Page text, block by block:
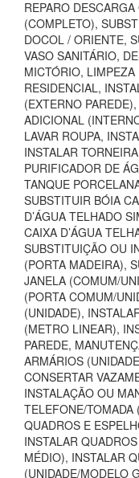
REPARO
(COMPLETO),
DOCOL / ORIENTE,
VASO SANITÁRIO,
MICTÓRIO,
RESIDENCIAL,
(EXTERNO
ADICIONAL
LAVAR ROUPA,
INSTALAR
PURIFICADOR DE
TANQUE
SUBSTITUIR BÓIA
D’ÁGUA TELHADO
CAIXA D’ÁGUA
SUBSTITUIÇÃO OU
(PORTA MADEIRA),
JANELA (COMUM/
(PORTA COMUM/
(UNIDADE),
(METRO LINEAR),
PAREDE,
ARMÁRIOS
CONSERTAR
INSTALAÇÃO OU
TELEFONE/
QUADROS E
INSTALAR
MÉDIO), INSTALAR
(UNIDADE/MODELO